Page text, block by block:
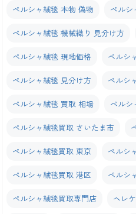
ペルシャ絨毯 本物 偽物 ペルシ
ペルシャ絨毯 機械織り 見分け方
ペルシャ絨毯 現地価格 ペルシ
ペルシャ絨毯 見分け方 ペルシ
ペルシャ絨毯 買取 相場 ペルシ
ペルシャ絨毯買取 さいたま市
ペルシャ絨毯買取 東京 ペルシ
ペルシャ絨毯買取 港区 ペルシ
ペルシャ絨毯買取専門店 ヘレ